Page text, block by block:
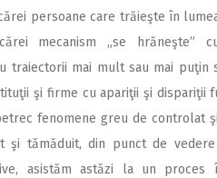
persoane care trăieşte în
mecanism „se hrăneşte”
traiectorii mai mult sau mai puţin
şi firme cu apariţii şi dispariţii
fenomene greu de controlat
şi tămăduit, din punct de
asistăm astăzi la un proces